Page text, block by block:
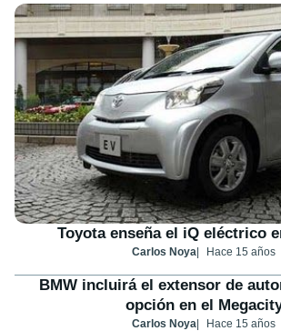
Toyota enseña el iQ eléctrico
Carlos Noya Hace 15 años
BMW incluirá el extensor de
opción en el
Carlos Noya Hace 15 años